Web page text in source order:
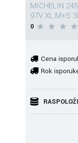
MICHELIN
97V XL M+S
0
Cena
Rok